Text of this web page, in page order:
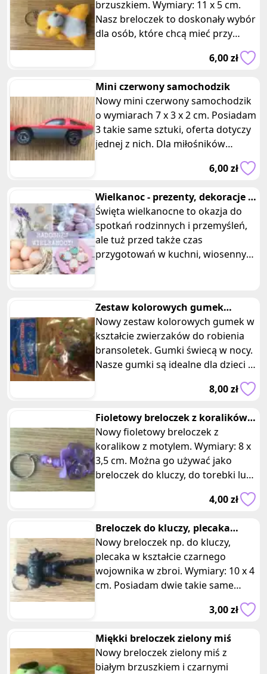
brzuszkiem. Wymiary: 11 x 5 cm.
Nasz breloczek to doskonały wybór
dla osób, które chcą mieć przy
6,00 zł
Mini czerwony samochodzik
Nowy mini czerwony samochodzik
o wymiarach 7 x 3 x 2 cm. Posiadam
3 takie same sztuki, oferta dotyczy
jednej z nich. Dla miłośników
6,00 zł
Wielkanoc - prezenty, dekoracje i
potrawy wielkanocne
Święta wielkanocne to okazja do
spotkań rodzinnych i przemyśleń,
ale tuż przed także czas
przygotowań w kuchni, wiosennych
Zestaw kolorowych gumek
zwierzaków swiecacych
Nowy zestaw kolorowych gumek w
kształcie zwierzaków do robienia
bransoletek. Gumki świecą w nocy.
Nasze gumki są idealne dla dzieci i
8,00 zł
Fioletowy breloczek z koralików z
motylem
Nowy fioletowy breloczek z
koralikow z motylem. Wymiary: 8 x
3,5 cm. Można go używać jako
breloczek do kluczy, do torebki lub
jako ozdobę do plecaka. Breloczek
4,00 zł
Breloczek do kluczy, plecaka
czarny wojownik
Nowy breloczek np. do kluczy,
plecaka w kształcie czarnego
wojownika w zbroi. Wymiary: 10 x 4
cm. Posiadam dwie takie same
sztuki, oferta dotyczy jednej z nich.
3,00 zł
Miękki breloczek zielony miś
Nowy breloczek zielony miś z
białym brzuszkiem i czarnymi